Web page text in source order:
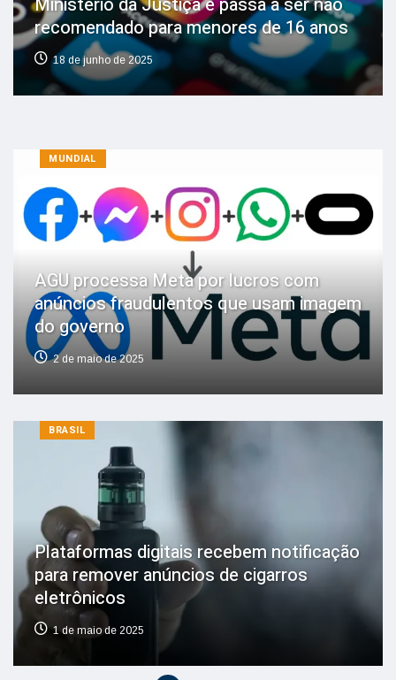
recomendado para menores de 16 anos
18 de junho de 2025
MUNDIAL
AGU processa Meta por lucros com
anúncios fraudulentos que usam imagem
do governo
2 de maio de 2025
BRASIL
Plataformas digitais recebem notificação
para remover anúncios de cigarros
eletrônicos
1 de maio de 2025